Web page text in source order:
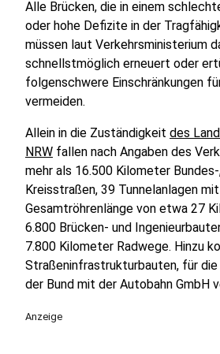
Alle Brücken, die in einem
oder hohe Deﬁzite in der
müssen laut Verkehrsministerium
schnellstmöglich erneuert oder
folgenschwere Einschränkungen
vermeiden.
Allein in die Zuständigkeit des
NRW fallen nach Angaben des
mehr als 16.500 Kilometer
Kreisstraßen, 39 Tunnelanlagen
Gesamtröhrenlänge von etwa 27
6.800 Brücken- und
7.800 Kilometer Radwege. Hinzu
Straßeninfrastrukturbauten, für die
der Bund mit der Autobahn GmbH
Anzeige